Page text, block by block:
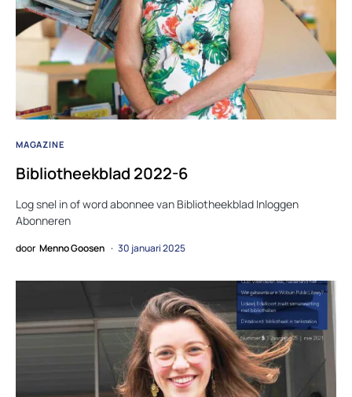
MAGAZINE
Bibliotheekblad 2022-6
Log snel in of word abonnee van Bibliotheekblad Inloggen
Abonneren
door Menno Goosen 30 januari 2025